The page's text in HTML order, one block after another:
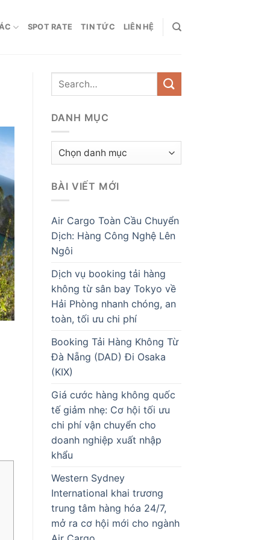
SPOT RATE TIN TỨC LIÊN HỆ
DANH MỤC
Danh
BÀI VIẾT MỚI
Air Cargo Toàn Cầu Chuyển
Dịch: Hàng Công Nghệ Lên
Ngôi
Dịch vụ booking tải hàng
không từ sân bay Tokyo về
Hải Phòng nhanh chóng, an
toàn, tối ưu chi phí
Booking Tải Hàng Không Từ
Đà Nẵng (DAD) Đi Osaka
(KIX)
Giá cước hàng không quốc
tế giảm nhẹ: Cơ hội tối ưu
chi phí vận chuyển cho
doanh nghiệp xuất nhập
khẩu
Western Sydney
International khai trương
trung tâm hàng hóa 24/7,
mở ra cơ hội mới cho ngành